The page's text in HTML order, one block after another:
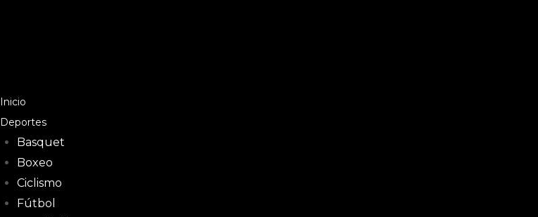
Inicio
Deportes
Basquet
Boxeo
Ciclismo
Fútbol